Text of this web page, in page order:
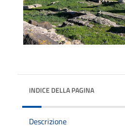
INDICE DELLA PAGINA
Descrizione